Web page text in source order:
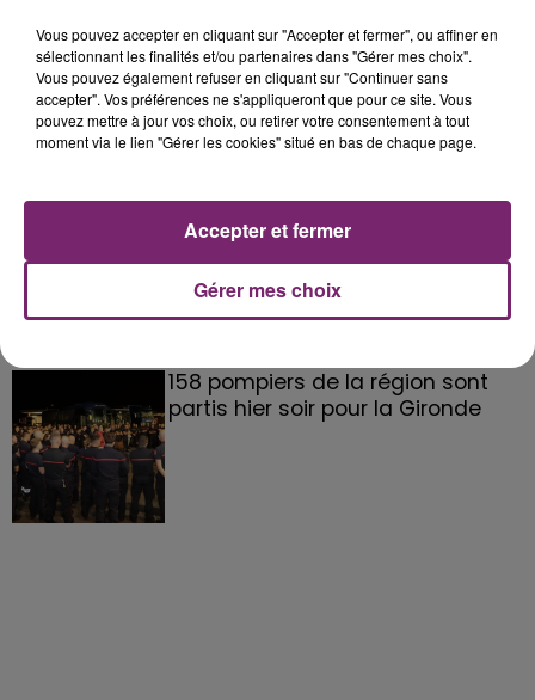
La Bulle - Guinguette éphémère
de Frelinghien !
éclipse solaire du 12 Août 2026
158 pompiers de la région sont
partis hier soir pour la Gironde
Vous pouvez accepter en cliquant sur "Accepter et fermer", ou affiner en
sélectionnant les finalités et/ou partenaires dans "Gérer mes choix".
Vous pouvez également refuser en cliquant sur "Continuer sans
accepter". Vos préférences ne s'appliqueront que pour ce site. Vous
pouvez mettre à jour vos choix, ou retirer votre consentement à tout
moment via le lien "Gérer les cookies" situé en bas de chaque page.
Gérer mes choix
Accepter et fermer